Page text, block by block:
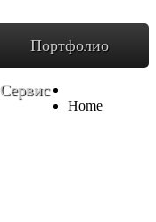
Портфолио
Сервис
Home